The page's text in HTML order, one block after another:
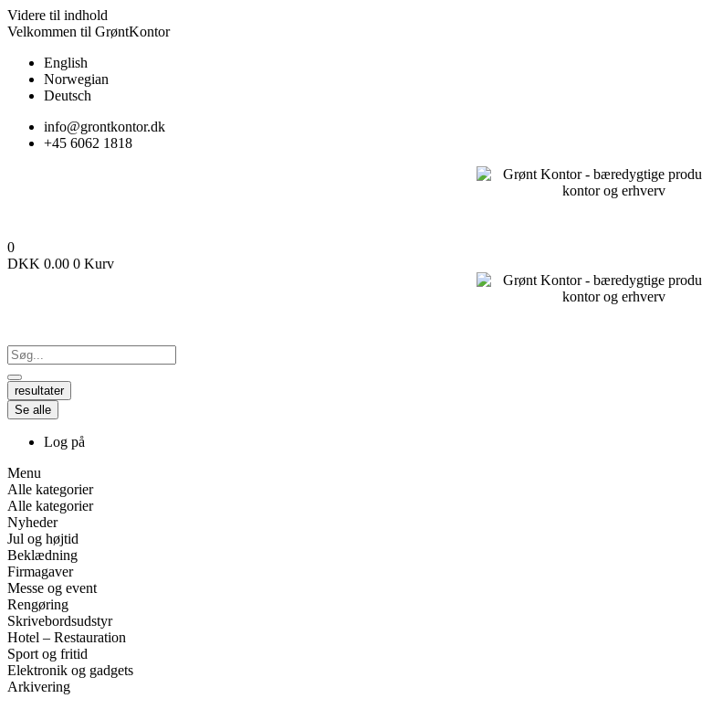
Videre til indhold
Velkommen til GrøntKontor
English
Norwegian
Deutsch
info@grontkontor.dk
+45 6062 1818
0
DKK 0.00 0 Kurv
resultater
Se alle
Log på
Menu
Alle kategorier
Alle kategorier
Nyheder
Jul og højtid
Beklædning
Firmagaver
Messe og event
Rengøring
Skrivebordsudstyr
Hotel – Restauration
Sport og fritid
Elektronik og gadgets
Arkivering